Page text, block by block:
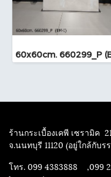
ร้านกระเบื้องเคพี เซรามิค
จ.นนทบุรี 11120 (อยู่ใกล้กับ
โทร. 099 4383888 ,099